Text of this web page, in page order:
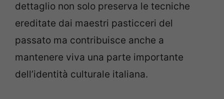
dettaglio non solo preserva le tecniche
ereditate dai maestri pasticceri del
passato ma contribuisce anche a
mantenere viva una parte importante
dell’identità culturale italiana.